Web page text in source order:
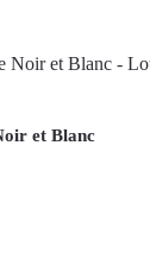
et Blanc